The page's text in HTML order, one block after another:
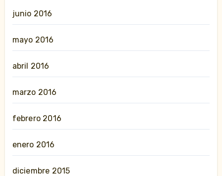
junio 2016
mayo 2016
abril 2016
marzo 2016
febrero 2016
enero 2016
diciembre 2015